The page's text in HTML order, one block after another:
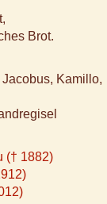
Brot.
Kamillo,
(† 1882)